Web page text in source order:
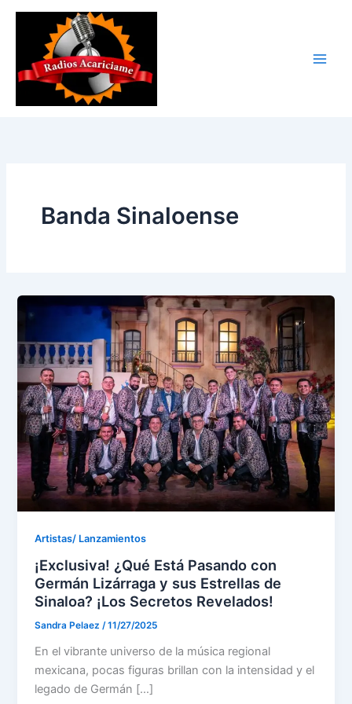
contenido
Banda Sinaloense
Artistas/ Lanzamientos
¡Exclusiva! ¿Qué Está Pasando con
Germán Lizárraga y sus Estrellas de
Sinaloa? ¡Los Secretos Revelados!
Sandra Pelaez/11/27/2025
En el vibrante universo de la música regional
mexicana, pocas figuras brillan con la intensidad y el
legado de Germán […]